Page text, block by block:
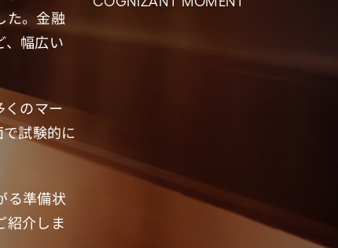
た。金融
、幅広い
くのマー
試験的に
る準備状
紹介しま